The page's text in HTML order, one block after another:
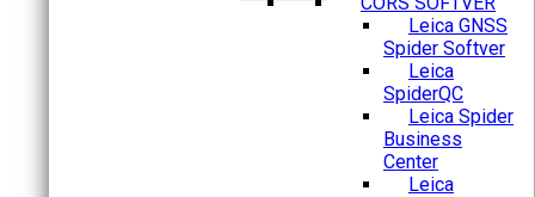
Leica GNSS
Spider Softver
Leica
SpiderQC
Leica Spider
Business
Center
Leica